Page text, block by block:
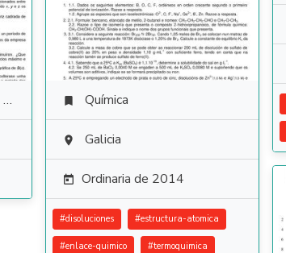
 Química
 Galicia
 Ordinaria de 2014
#disoluciones #estructura-atomica
#enlace-quimico #termoquimica